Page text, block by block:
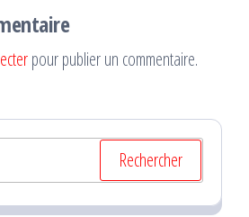
pour publier un commentaire.